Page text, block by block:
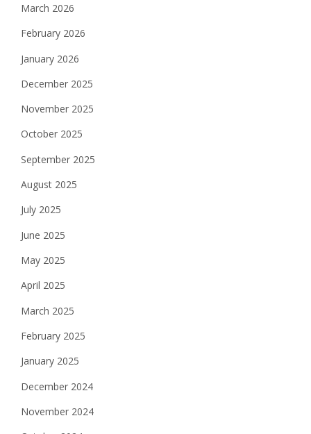
March 2026
February 2026
January 2026
December 2025
November 2025
October 2025
September 2025
August 2025
July 2025
June 2025
May 2025
April 2025
March 2025
February 2025
January 2025
December 2024
November 2024